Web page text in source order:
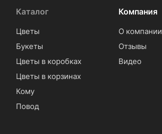
Каталог
Цветы
Букеты
Цветы в коробках
Цветы в корзинах
Кому
Повод
Компания
О компании
Отзывы
Видео